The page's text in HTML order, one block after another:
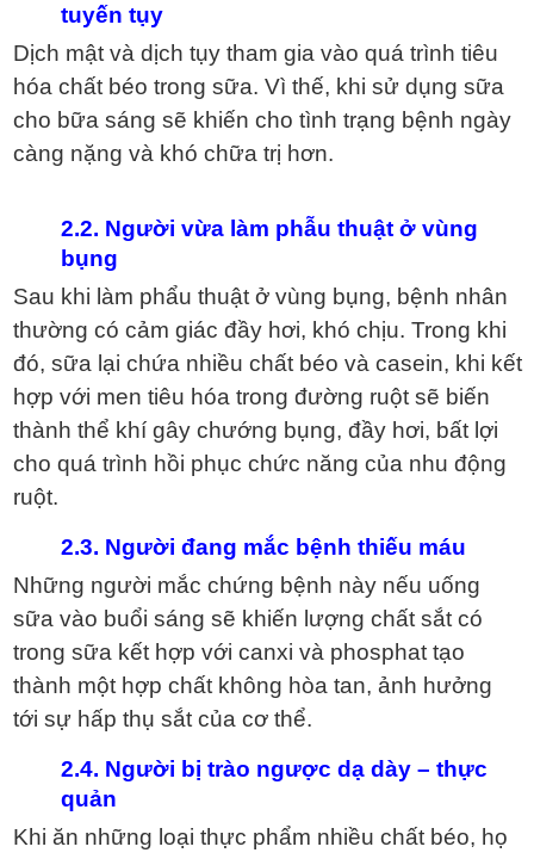
tuyến tụy
Dịch mật và dịch tụy tham gia vào quá trình tiêu
hóa chất béo trong sữa. Vì thế, khi sử dụng sữa
cho bữa sáng sẽ khiến cho tình trạng bệnh ngày
càng nặng và khó chữa trị hơn.
2.2. Người vừa làm phẫu thuật ở vùng
bụng
Sau khi làm phẩu thuật ở vùng bụng, bệnh nhân
thường có cảm giác đầy hơi, khó chịu. Trong khi
đó, sữa lại chứa nhiều chất béo và casein, khi kết
hợp với men tiêu hóa trong đường ruột sẽ biến
thành thể khí gây chướng bụng, đầy hơi, bất lợi
cho quá trình hồi phục chức năng của nhu động
ruột.
2.3. Người đang mắc bệnh thiếu máu
Những người mắc chứng bệnh này nếu uống
sữa vào buổi sáng sẽ khiến lượng chất sắt có
trong sữa kết hợp với canxi và phosphat tạo
thành một hợp chất không hòa tan, ảnh hưởng
tới sự hấp thụ sắt của cơ thể.
2.4. Người bị trào ngược dạ dày – thực
quản
Khi ăn những loại thực phẩm nhiều chất béo, họ